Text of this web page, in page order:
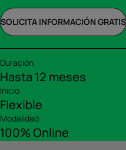
SOLICITA INFORMACIÓN GRATIS
Duración
Hasta 12 meses
Inicio
Flexible
Modalidad
100% Online